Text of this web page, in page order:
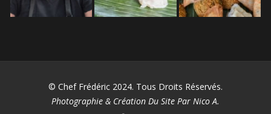
© Chef Frédéric 2024. Tous Droits Réservés.
Photographie & Création Du Site Par Nico A.